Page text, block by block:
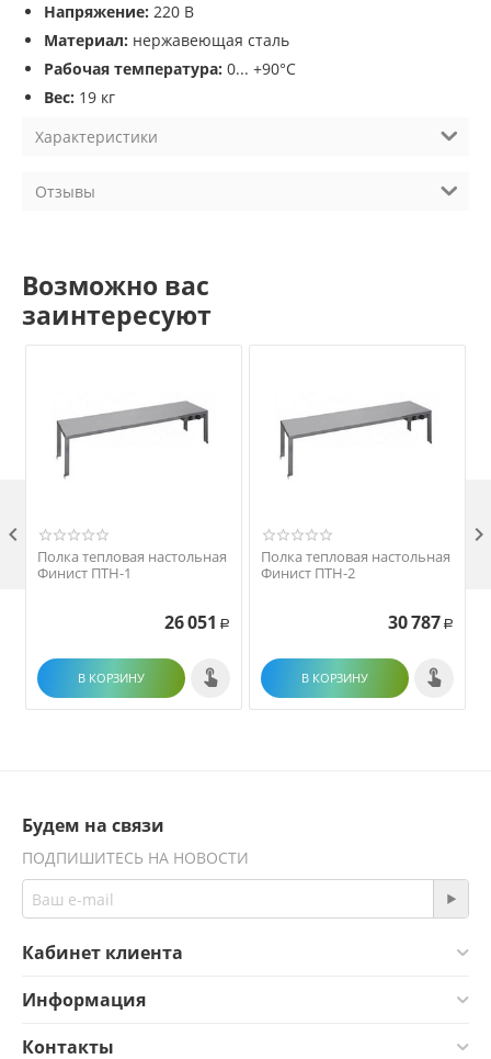
Напряжение: 220 В
Материал: нержавеющая сталь
Рабочая температура: 0... +90°С
Вес: 19 кг
Характеристики
Отзывы
Возможно вас
заинтересуют
Полка тепловая настольная
Финист ПТН-1
26 051 Р
В КОРЗИНУ
Полка тепловая настольная
Финист ПТН-2
30 787 Р
В КОРЗИНУ
 
Будем на связи
ПОДПИШИТЕСЬ НА НОВОСТИ
Кабинет клиента
Информация
Контакты